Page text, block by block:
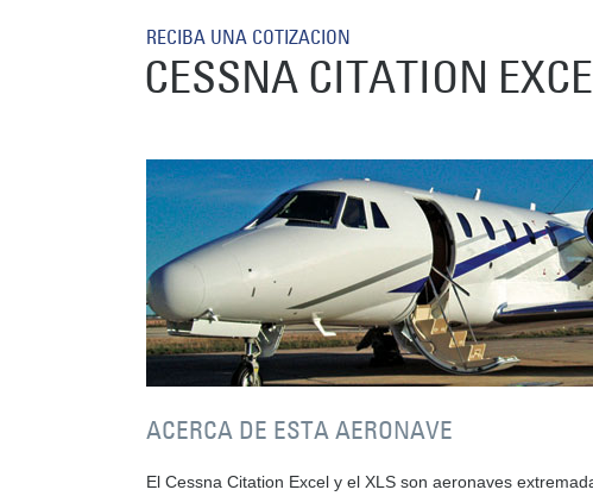
RECIBA UNA COTIZACION
CESSNA CITATION
ACERCA DE ESTA AERONAVE
El Cessna Citation Excel y el XLS son aeronaves